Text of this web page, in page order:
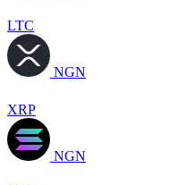
LTC
NGN
XRP
NGN